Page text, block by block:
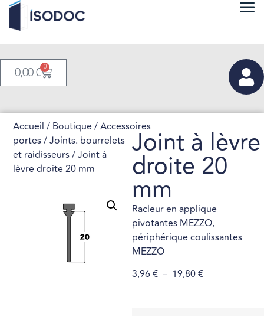
0,00€ 0
Accueil / Boutique /Accessoires
portes/Joints. bourrelets
et raidisseurs/ Joint à
lèvre droite 20 mm
Joint à lèvre
droite 20
mm
Racleur en applique
pivotantes MEZZO,
périphérique coulissantes
MEZZO
3,96€ – 19,80€